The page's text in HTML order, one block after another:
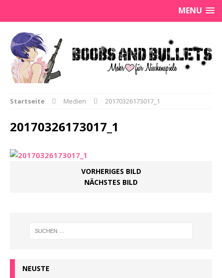
MENU
Startseite Medien 20170326173017_1
20170326173017_1
VORHERIGES BILD
NÄCHSTES BILD
NEUSTE